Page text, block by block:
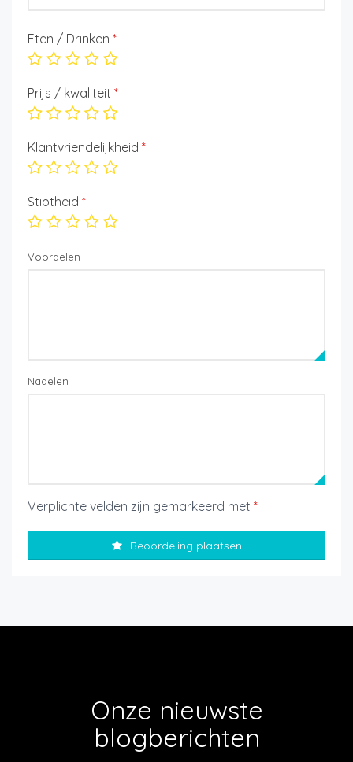
Eten / Drinken *
Prijs / kwaliteit *
Klantvriendelijkheid *
Stiptheid *
Voordelen
Nadelen
Verplichte velden zijn gemarkeerd met *
Beoordeling plaatsen
Onze nieuwste
blogberichten